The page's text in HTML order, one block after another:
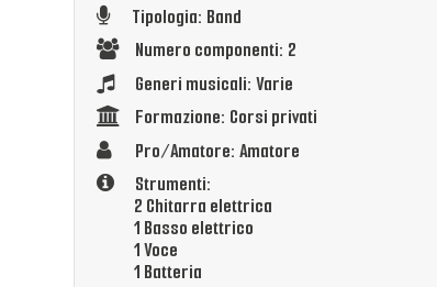
Tipologia: Band
Numero componenti: 2
Generi musicali: Varie
Formazione: Corsi privati
Pro/Amatore: Amatore
Strumenti:
2 Chitarra elettrica
1 Basso elettrico
1 Voce
1 Batteria